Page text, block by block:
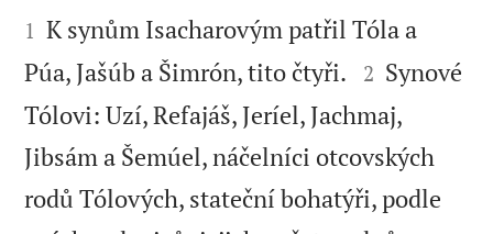


1 K synům Isacharovým patřil Tóla a
Púa, Jašúb a Šimrón, tito čtyři. 

2 Synové
Tólovi: Uzí, Refajáš, Jeríel, Jachmaj,
Jibsám a Šemúel, náčelníci otcovských
rodů Tólových, stateční bohatýři, podle